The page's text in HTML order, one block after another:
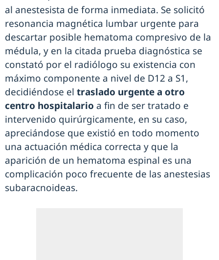
al anestesista de forma inmediata. Se solicitó
resonancia magnética lumbar urgente para
descartar posible hematoma compresivo de la
médula, y en la citada prueba diagnóstica se
constató por el radiólogo su existencia con
máximo componente a nivel de D12 a S1,
decidiéndose el traslado urgente a otro
centro hospitalario a fin de ser tratado e
intervenido quirúrgicamente, en su caso,
apreciándose que existió en todo momento
una actuación médica correcta y que la
aparición de un hematoma espinal es una
complicación poco frecuente de las anestesias
subaracnoideas.